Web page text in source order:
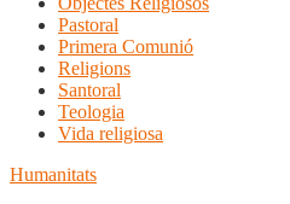
Pastoral
Primera Comunió
Religions
Santoral
Teologia
Vida religiosa
Humanitats